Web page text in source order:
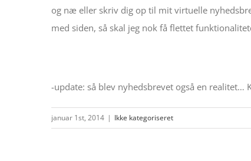
og næ eller skriv dig op til mit virtuelle
med siden, så skal jeg nok få flettet
-update: så blev nyhedsbrevet også en realitet…
januar 1st, 2014 | Ikke kategoriseret